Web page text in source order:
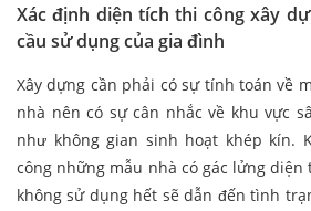
Xác định diện tích thi công xây
cầu sử dụng của gia đình
Xây dựng cần phải có sự tính toán về
nhà nên có sự cân nhắc về khu vực
như không gian sinh hoạt khép kín.
công những mẫu nhà có gác lửng
không sử dụng hết sẽ dẫn đến tình